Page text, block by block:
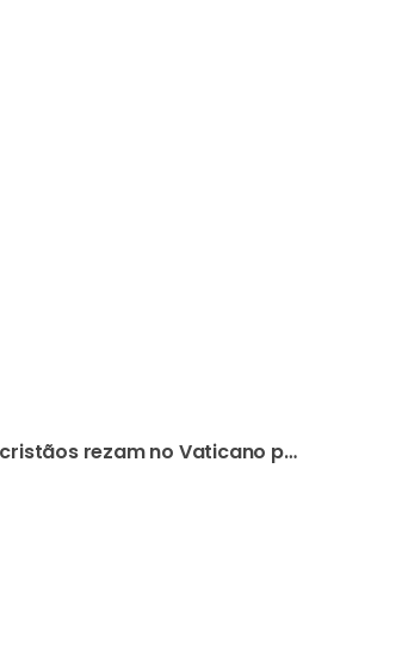
LÍBANO: Papa e líderes cristãos rezam no Vaticano pela paz e para o país ultrapassar a “grave crise” em que se encontra